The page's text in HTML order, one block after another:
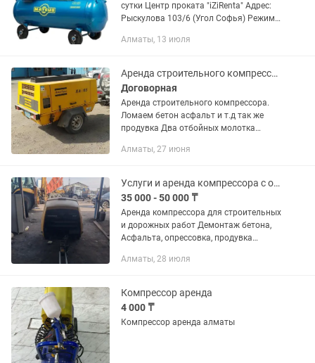
сутки Центр проката "iZiRenta" Адрес:
Рыскулова 103/6 (Угол Софья) Режим
Алматы, 13 июля
Аренда строительного компрессора
Договорная
Аренда строительного компрессора.
Ломаем бетон асфальт и т.д так же
продувка Два отбойных молотка
подход к работе. Цена Минималка
Алматы, 27 июня
Услуги и аренда компрессора с оператором
35 000 - 50 000 ₸
Аренда компрессора для строительных
и дорожных работ Демонтаж бетона,
Асфальта, опрессовка, продувка
пескоструйнгму аппарату
Алматы, 28 июля
Компрессор аренда
4 000 ₸
Компрессор аренда алматы